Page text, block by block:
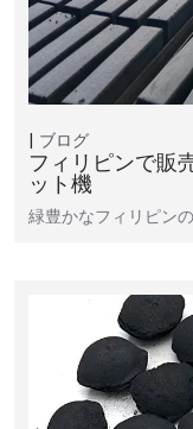
ブログ
フィリピンで販
ット機
緑豊かなフィリピン